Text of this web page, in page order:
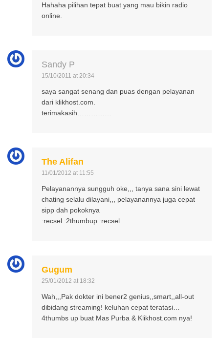
Hahaha pilihan tepat buat yang mau bikin radio
online.
Sandy P
15/10/2011 at 20:34
saya sangat senang dan puas dengan pelayanan
dari klikhost.com.
terimakasih……………
The Alifan
11/01/2012 at 11:55
Pelayanannya sungguh oke,,, tanya sana sini lewat
chating selalu dilayani,,, pelayanannya juga cepat
sipp dah pokoknya
:recsel :2thumbup :recsel
Gugum
25/01/2012 at 18:32
Wah,,,Pak dokter ini bener2 genius,,smart,,all-out
dibidang streaming! keluhan cepat teratasi…
4thumbs up buat Mas Purba & Klikhost.com nya!